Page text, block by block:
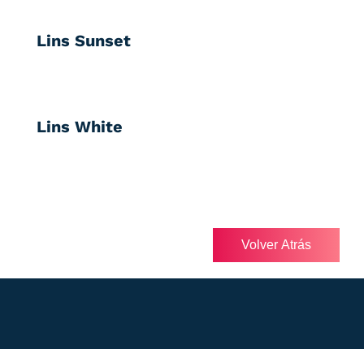
Lins Sunset
Lins White
Volver Atrás